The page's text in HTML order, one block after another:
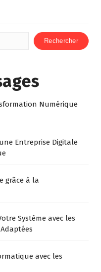
Rechercher
Numérique
Entreprise Digitale
grâce à la
Système avec les
avec les